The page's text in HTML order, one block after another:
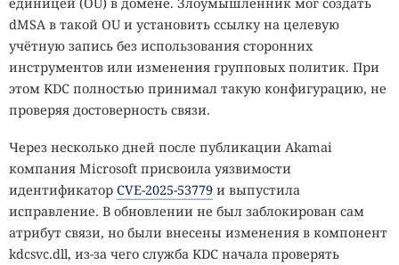
dMSA в такой OU и установить ссылку на целевую
учётную запись без использования сторонних
инструментов или изменения групповых политик. При
этом KDC полностью принимал такую конфигурацию, не
проверяя достоверность связи.
Через несколько дней после публикации Akamai
компания Microsoft присвоила уязвимости
идентификатор CVE-2025-53779 и выпустила
исправление. В обновлении не был заблокирован сам
атрибут связи, но были внесены изменения в компонент
kdcsvc.dll, из-за чего служба KDC начала проверять